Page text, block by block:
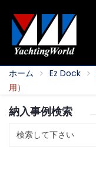
ホーム Ez Dock
用）
納入事例検索